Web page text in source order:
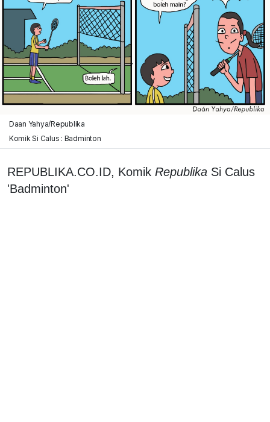
Daan Yahya/Republika
Komik Si Calus : Badminton
REPUBLIKA.CO.ID, Komik Republika Si Calus
'Badminton'